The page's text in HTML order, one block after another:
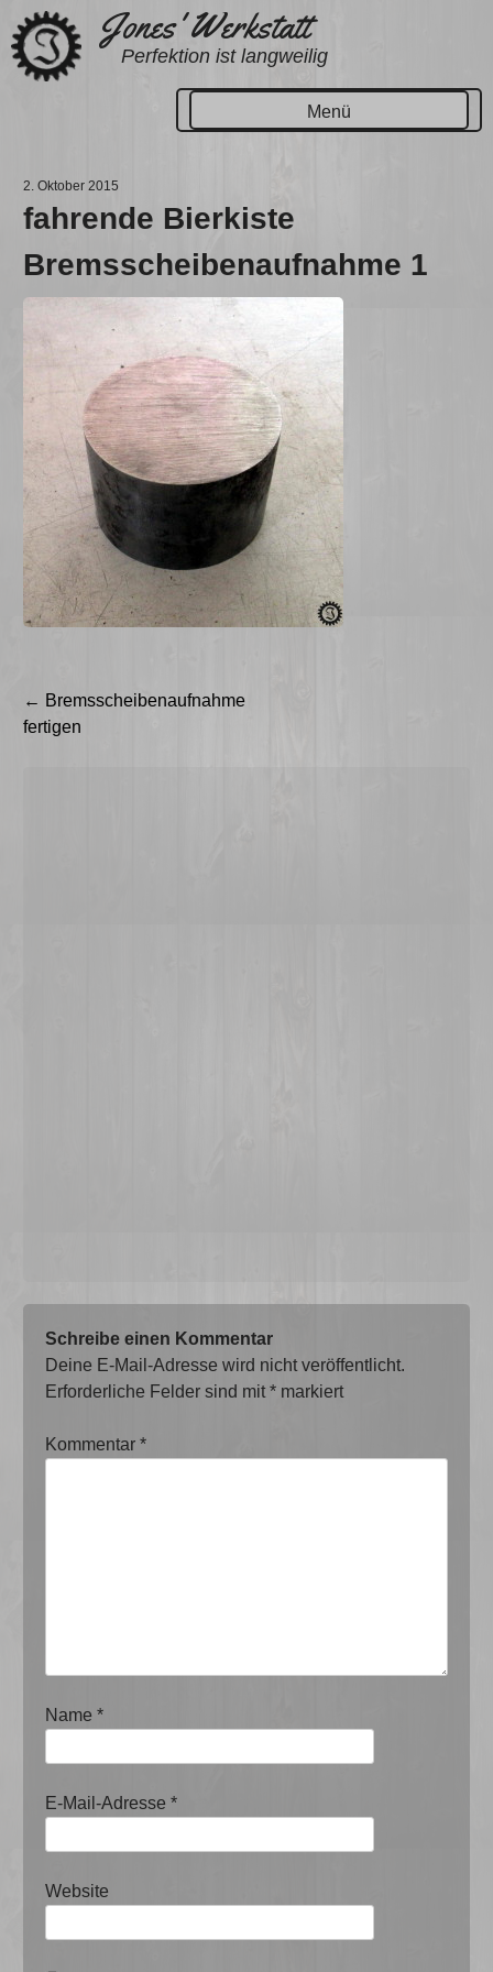
Zum
Inhalt
springen
Jones' Werkstatt
Perfektion ist langweilig
Menü
2. Oktober 2015
fahrende Bierkiste
Bremsscheibenaufnahme 1
Beitragsnavigation
← Bremsscheibenaufnahme
fertigen
Schreibe einen Kommentar
Deine E-Mail-Adresse wird nicht veröffentlicht.
Erforderliche Felder sind mit* markiert
Kommentar*
Name*
E-Mail-Adresse*
Website